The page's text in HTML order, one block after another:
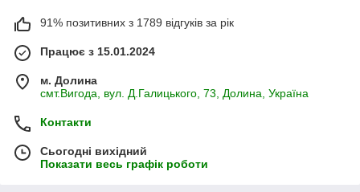
91% позитивних з 1789 відгуків за рік
Працює з 15.01.2024
м. Долина
смт.Вигода, вул. Д.Галицького, 73, Долина, Україна
Контакти
Сьогодні вихідний
Показати весь графік роботи